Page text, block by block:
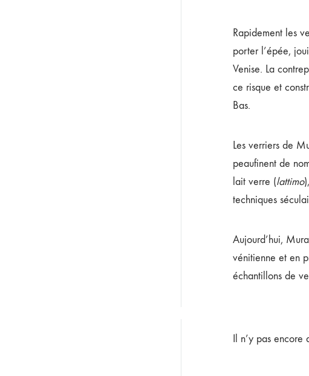
Rapidement les
porter l’épée,
Venise. La
ce risque et
Bas.
Les verriers de
peaufinent de
lait verre (lattimo
techniques
Aujourd’hui,
vénitienne et en
échantillons de
Il n’y pas encore